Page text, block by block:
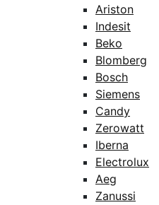
Ariston
Indesit
Beko
Blomberg
Bosch
Siemens
Candy
Zerowatt
Iberna
Electrolux
Aeg
Zanussi